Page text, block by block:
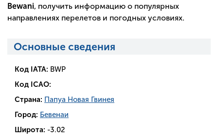
Bewani, получить информацию о популярных
направлениях перелетов и погодных условиях.
Основные сведения
Код IATA: BWP
Код ICAO:
Страна: Папуа Новая Гвинея
Город: Бевенаи
Широта: -3.02